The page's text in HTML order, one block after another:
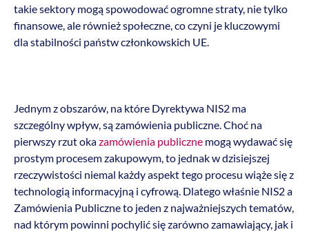
takie sektory mogą spowodować ogromne straty, nie tylko
finansowe, ale również społeczne, co czyni je kluczowymi
dla stabilności państw członkowskich UE.
Jednym z obszarów, na które Dyrektywa NIS2 ma
szczególny wpływ, są zamówienia publiczne. Choć na
pierwszy rzut okazamówienia publiczne mogą wydawać się
prostym procesem zakupowym, to jednak w dzisiejszej
rzeczywistości niemal każdy aspekt tego procesu wiąże się z
technologią informacyjną i cyfrową. Dlatego właśnie NIS2 a
Zamówienia Publiczne to jeden z najważniejszych tematów,
nad którym powinni pochylić się zarówno zamawiający, jak i